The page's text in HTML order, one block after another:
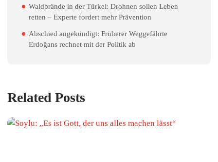
Waldbrände in der Türkei: Drohnen sollen Leben
retten – Experte fordert mehr Prävention
Abschied angekündigt: Früherer Weggefährte
Erdoğans rechnet mit der Politik ab
Related Posts